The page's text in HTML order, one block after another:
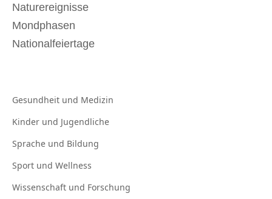
Naturereignisse
Mondphasen
Nationalfeiertage
Gesundheit und Medizin
Kinder und Jugendliche
Sprache und Bildung
Sport und Wellness
Wissenschaft und Forschung